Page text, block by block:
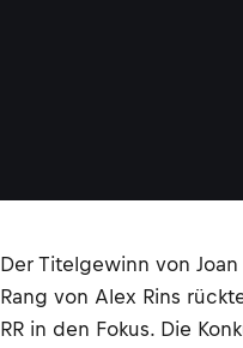
Der Titelgewinn von
Rang von Alex Rins
RR in den Fokus. Die